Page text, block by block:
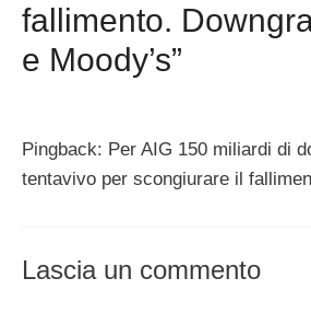
fallimento.
e Moody’s”
Pingback: Per AIG 150 miliardi di
tentavivo per scongiurare il
Lascia un commento